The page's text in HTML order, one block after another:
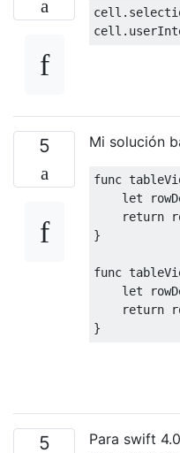
cell .
cell .
5 Mi solución
func
let
return
}
func
let
return
}
5
Para swift